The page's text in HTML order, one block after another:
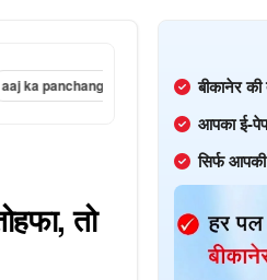
› sri dungargarh corona
तो
बीकानेर
आपका ई-
सिर्फ